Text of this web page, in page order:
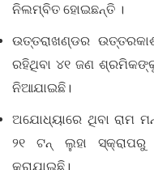
ନିଲମ୍ବିତ ହୋଇଛନ୍ତି ।
ଉତ୍ତରାଖଣ୍ଡର
ରହିଥିବା ୪୧ ଜଣ ଶ୍ରମିକଙ୍କୁ
ନିଆଯାଇଛି।
ଅଯୋଧ୍ୟାରେ ଥିବା ରାମ
୨୧ ଟନ୍ ଲୁହା
କରାଯାଇଛି।